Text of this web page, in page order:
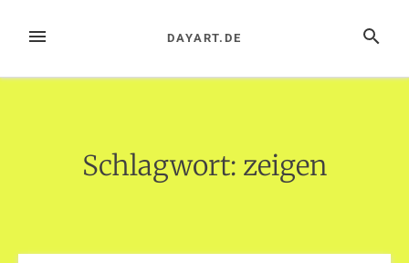
InhaltMENÜ SUCHE
DAYART.DE
Schlagwort: zeigen